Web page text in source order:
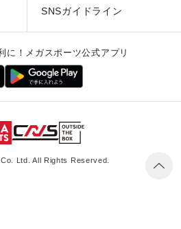
SNSガイドライン
に！メガスポーツ公式アプリ
Ltd. All Rights Reserved.